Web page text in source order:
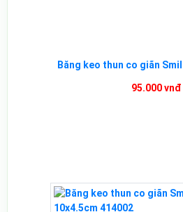
Băng keo thun co giãn
95.000 vnđ